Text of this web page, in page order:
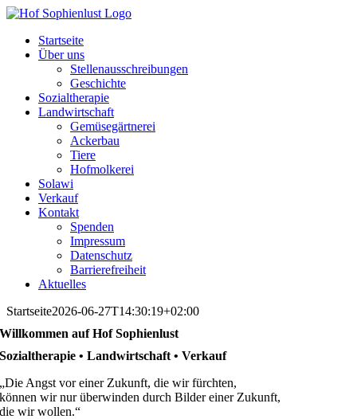
Skip
contentStartseite
Über uns
Stellenausschreibungen
Geschichte
Sozialtherapie
Landwirtschaft
Gemüsegärtnerei
Ackerbau
Tiere
Hofmolkerei
Solawi
Verkauf
Kontakt
Spenden
Impressum
Datenschutz
Barrierefreiheit
Aktuelles
Startseite2026-06-27T14:30:19+02:00
Willkommen auf Hof Sophienlust
Sozialtherapie • Landwirtschaft • Verkauf
„Die Angst vor einer Zukunft, die wir fürchten,
können wir nur überwinden durch Bilder einer Zukunft,
die wir wollen.“